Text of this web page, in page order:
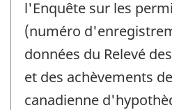
l'Enquête sur les
(numéro
données du Relevé
et des achèvements
canadienne